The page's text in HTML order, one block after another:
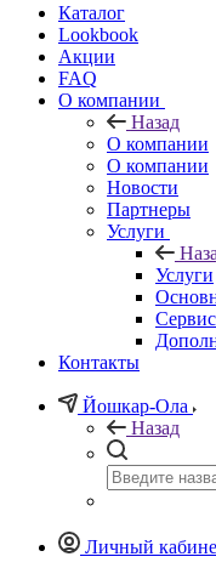
Каталог
Lookbook
Акции
FAQ
О компании
Назад
О компании
О компании
Новости
Партнеры
Услуги
Услуги
Контакты
Йошкар-Ола
Назад
Личный